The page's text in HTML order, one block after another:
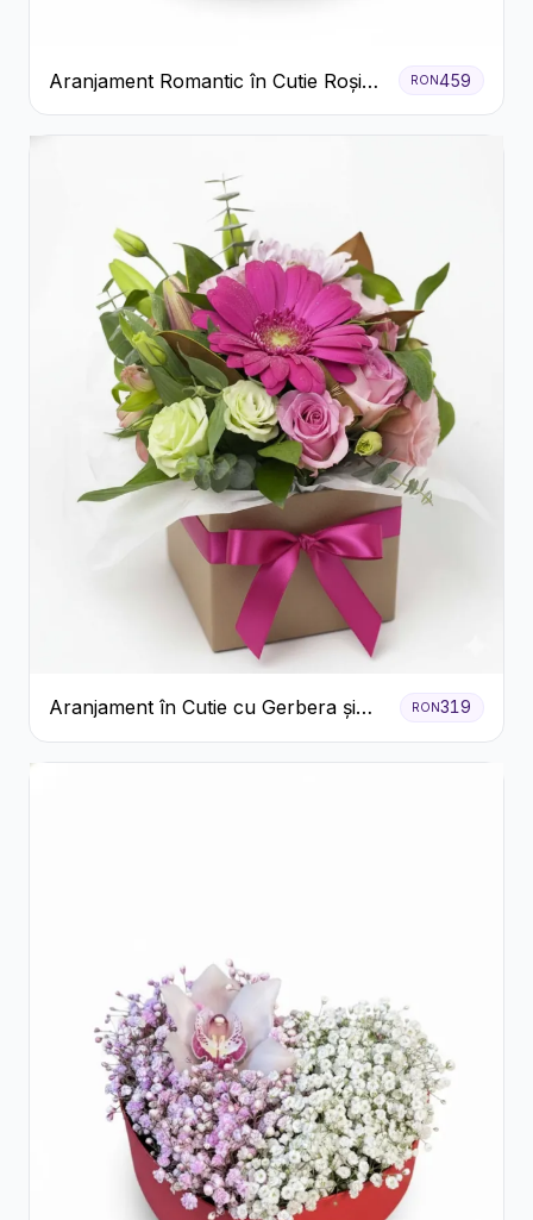
Aranjament Romantic în Cutie Roșie
cu Trandafiri și Crizanteme
RON459
Aranjament în Cutie cu Gerbera și
Trandafiri Roz
RON319